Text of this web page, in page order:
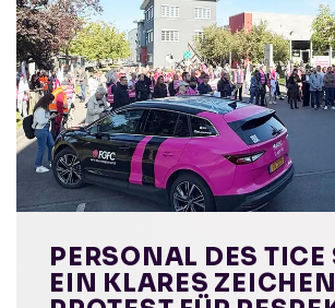
PERSONAL DES TICE
EIN KLARES